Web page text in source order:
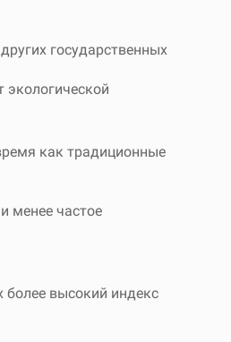
государственных
экологической
как традиционные
менее частое
более высокий индекс